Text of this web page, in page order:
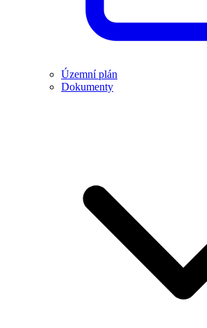
Územní plán
Dokumenty